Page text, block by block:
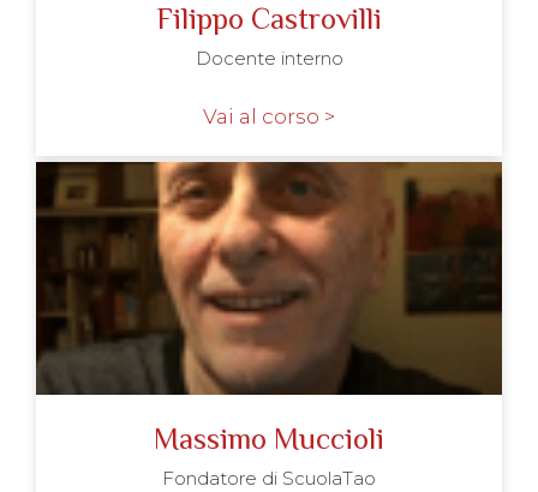
Filippo Castrovilli
Docente interno
Vai al corso >
Massimo Muccioli
Fondatore di ScuolaTao